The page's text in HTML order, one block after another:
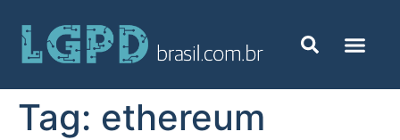
Tag: ethereum